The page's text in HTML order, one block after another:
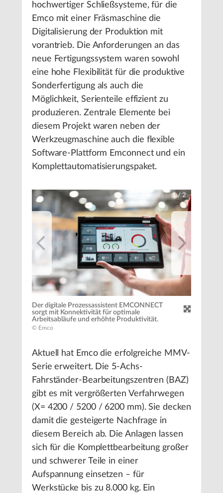
hochwertiger Schließsysteme, für die
Emco mit einer Fräsmaschine die
Digitalisierung der Produktion mit
vorantrieb. Die Anforderungen an das
neue Fertigungssystem waren sowohl
eine hohe Flexibilität für die produktive
Sonderfertigung als auch die
Möglichkeit, Serienteile effizient zu
produzieren. Zentrale Elemente bei
diesem Projekt waren neben der
Werkzeugmaschine auch die flexible
Software-Plattform Emconnect und ein
Komplettautomatisierungspaket.
1/ 2
Der digitale Prozessassistent EMCONNECT
sorgt mit Konnektivität für optimale
Arbeitsabläufe und erhöhte Produktivität.
© Emco
Aktuell hat Emco die erfolgreiche MMV-
Serie erweitert. Die 5-Achs-
Fahrständer-Bearbeitungszentren (BAZ)
gibt es mit vergrößerten Verfahrwegen
(X= 4200 / 5200 / 6200 mm). Sie decken
damit die gesteigerte Nachfrage in
diesem Bereich ab. Die Anlagen lassen
sich für die Komplettbearbeitung großer
und schwerer Teile in einer
Aufspannung einsetzen – für
Werkstücke bis zu 8.000 kg. Ein